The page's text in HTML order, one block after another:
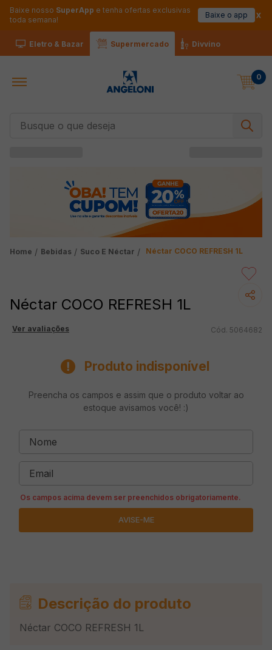
Baixe nosso SuperApp e tenha ofertas exclusivas
toda semana!
Baixe o app
Eletro & Bazar Supermercado Divvino
0
Bebidas Suco E Néctar Néctar COCO REFRESH 1L
Néctar COCO REFRESH 1L
Ver avaliações 5064682
Produto indisponível
Preencha os campos e assim que o produto voltar ao
estoque avisamos você! :)
Descrição do produto
Néctar COCO REFRESH 1L